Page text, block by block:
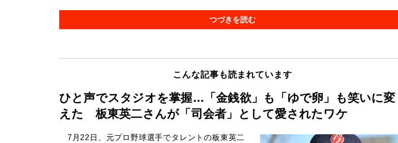
つづきを読む
こんな記事も読まれています
ひと声でスタジオを掌握…「金銭欲」も「ゆで卵」も笑いに変
えた 板東英二さんが「司会者」として愛されたワケ
7月22日、元プロ野球選手でタレントの板東英二